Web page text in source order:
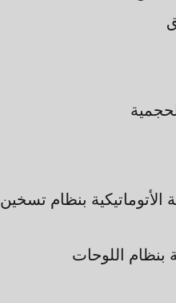
الأتوماتيكية بنظام تسخين
بنظام اللوحات